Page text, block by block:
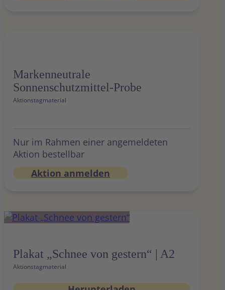
Markenneutrale
Sonnenschutzmittel-Probe
Aktionstagmaterial
Nur im Rahmen einer angemeldeten
Aktion bestellbar
Aktion anmelden
Plakat „Schnee von gestern“ | A2
Aktionstagmaterial